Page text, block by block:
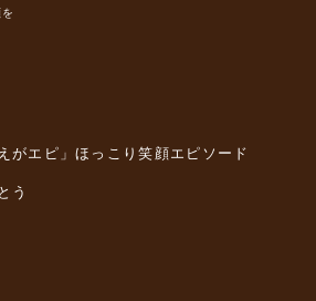
がエピ」ほっこり笑顔エピソード
う